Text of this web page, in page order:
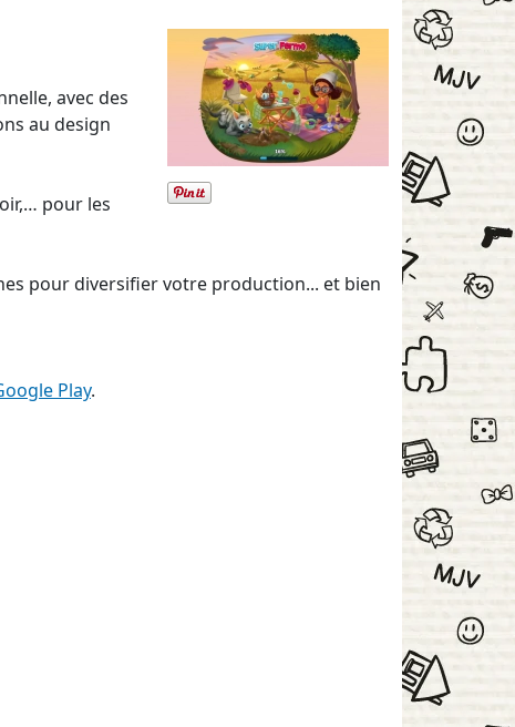
avec des
au design
pour les
pour diversifier votre production... et bien
Play.